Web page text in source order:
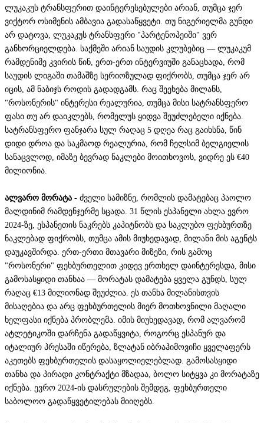
ლუკაკუს ტრანსფერით დაინტერესებულები არიან, თუმცა ჯერ
ვიქტორ ოსიმენის ამბავია გადასაწყვეტი. თუ ნიგერიელმა გუნდი
არ დატოვა, ლუკაკუს ტრანსფერი "პარტენოპეიში" ვერ
განხორციელდება. საქმეში არიან საუდის კლუბებიც — ლუკაკუმ
რამდენიმე კვირის წინ, ერთ-ერთ ინტერვიუში განაცხადა, რომ
საუდის ლიგაში თამაშზე სერიოზულად ფიქრობს, თუმცა ჯერ არ
იცის, ამ ნაბიჯს როდის გადადგამს. რაც შეეხება მილანს,
"როსონერის" ინტერესი რეალურია, თუმცა მისი სატრანსფერო
ფასი თუ არ დაიკლებს, რომელუს ყიდვა შეუძლებელი იქნება.
სატრანსფერო ფანჯარა სულ რაღაც 5 დღეა რაც გაიხსნა, წინ
დიდი დროა და საკმაოდ რეალურია, რომ ჩელსიმ ბელგიელის
სანაცვლოდ, იმაზე ბევრად ნაკლები მოითხოვოს, ვიდრე ეს €40
მილიონია.
ალვარო მორატა - ძველი სამიზნე, რომლის დამატებაც პაოლო
მალდინიმ რამდენჯერმე სცადა. 31 წლის ესპანელი ახლა ევრო
2024-ზე, ესპანეთის ნაკრებს კაპიტნობს და საკლუბო ფეხბურთზე
ნაკლებად ფიქრობს, თუმცა ამის მიუხედავად, მილანი მის აგენტს
დაუკავშირდა. ერთ-ერთი მთავარი მიზეზი, რის გამოც
"როსონერი" ფეხბურთელით კიდევ ერთხელ დაინტერესდა, მისი
გამოსასყიდი თანხაა — მორატას დამატება ყველა გუნდს, სულ
რაღაც €13 მილიონად შეუძლია. ეს თანხა მილანისთვის
მისაღებია და არც ფეხბურთელის მიერ მოთხოვნილი მაღალი
ხელფასი იქნება პრობლემა. იმის მიუხედავად, რომ ალვარომ
ატლეტიკოში დარჩენა გადაწყვიტა, როგორც ესპანურ და
იტალიურ პრესაში იწერება, ზლატან იბრაჰიმოვიჩი ყველაფერს
აკეთებს ფეხბურთელის დასაყოლიელებლად. გამოსასყიდი
თანხა და პირადი კონტრაქტი მზადაა, ბოლო სიტყვა კი მორატაზე
იქნება. ევრო 2024-ის დასრულების შემდეგ, ფეხბურთელი
საბოლოო გადაწყვეტილებას მიიღებს.